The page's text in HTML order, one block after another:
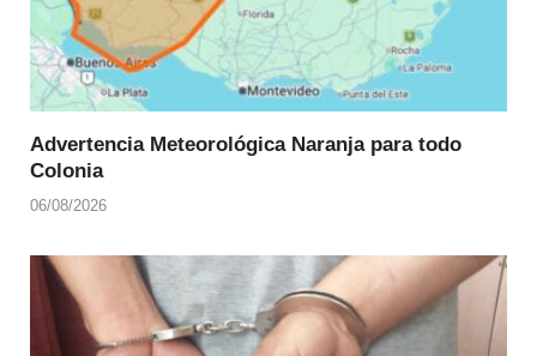
Advertencia Meteorológica Naranja para todo
Colonia
06/08/2026